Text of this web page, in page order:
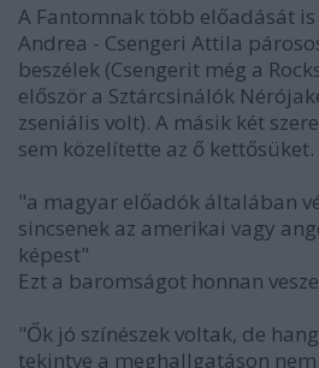
A Fantomnak több előadását
Andrea - Csengeri Attila
beszélek (Csengerit még a
először a Sztárcsinálók
zseniális volt). A másik két
sem közelítette az ő kettősüket.
"a magyar előadók általában
sincsenek az amerikai vagy
képest"
Ezt a baromságot honnan
"Ők jó színészek voltak, de
tekintve a meghallgatáson